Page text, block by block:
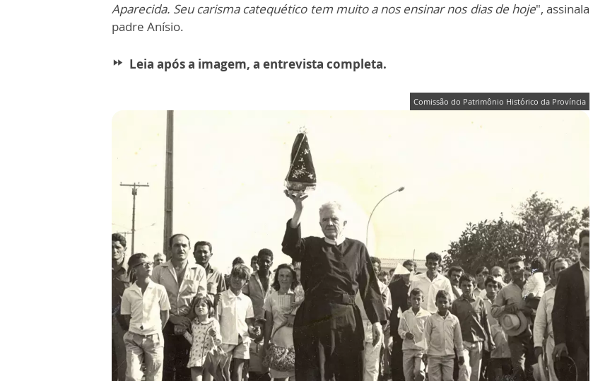
Aparecida. Seu carisma catequético tem muito a nos ensinar nos dias de hoje", assinala
padre Anísio.
fast_forward Leia após a imagem, a entrevista completa.
Comissão do Patrimônio Histórico da Província